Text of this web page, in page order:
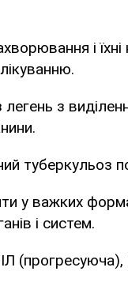
і
з
туберкульоз
у важких
і систем.
(прогресуюча),